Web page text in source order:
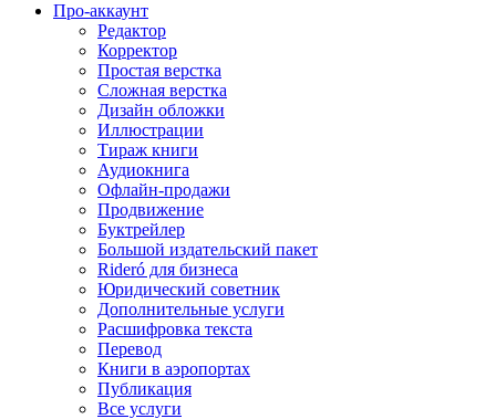
Про-аккаунт
Редактор
Корректор
Простая верстка
Сложная верстка
Дизайн обложки
Иллюстрации
Тираж книги
Аудиокнига
Офлайн-продажи
Продвижение
Буктрейлер
Большой издательский пакет
Rideró для бизнеса
Юридический советник
Дополнительные услуги
Расшифровка текста
Перевод
Книги в аэропортах
Публикация
Все услуги